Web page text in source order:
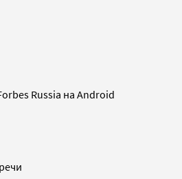
Russia на Android